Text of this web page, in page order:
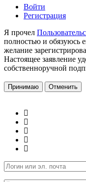
Войти
Регистрация
Я прочел
полностью и обязуюсь
желание
Настоящее заявление
собственноручной
Принимаю Отменить